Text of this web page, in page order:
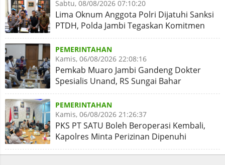
Sabtu, 08/08/2026 07:10:20
Lima Oknum Anggota Polri Dijatuhi Sanksi
PTDH, Polda Jambi Tegaskan Komitmen
Penegakan Kode Etik
PEMERINTAHAN
Kamis, 06/08/2026 22:08:16
Pemkab Muaro Jambi Gandeng Dokter
Spesialis Unand, RS Sungai Bahar
Disiapkan Naik Kelas
PEMERINTAHAN
Kamis, 06/08/2026 21:26:37
PKS PT SATU Boleh Beroperasi Kembali,
Kapolres Minta Perizinan Dipenuhi